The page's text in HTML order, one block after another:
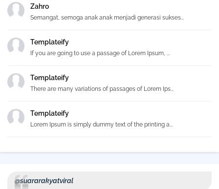
Zahro
Semangat, semoga anak anak menjadi generasi sukses...
Templateify
If you are going to use a passage of Lorem Ipsum, ...
Templateify
There are many variations of passages of Lorem Ips...
Templateify
Lorem Ipsum is simply dummy text of the printing a...
@suararakyatviral